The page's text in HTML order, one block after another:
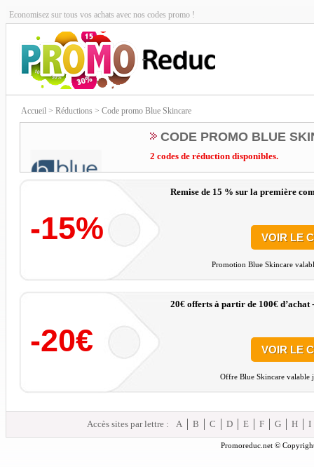
Economisez sur tous vos achats avec nos codes promo !
Accueil > Réductions > Code promo Blue Skincare
CODE PROMO BLUE
2 codes de réduction disponibles.
-15%
Remise de 15 % sur la première
VOIR LE
Promotion Blue Skincare
-20€
20€ offerts à partir de 100€ d’achat
VOIR LE
Offre Blue Skincare valable
Accès sites par lettre : A B C D E F G H I
Promoreduc.net ©